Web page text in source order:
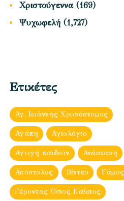
Χριστούγεννα(169)
Ψυχωφελή (1,727)
Ετικέτες
Αγ. Ιωάννης Χρυσόστομος
Αγάπη Αγιολόγιο
Αγωγή παιδιών Ανάσταση
Απόστολος Βίντεο Γάμος
Γέροντας Όσιος Παΐσιος